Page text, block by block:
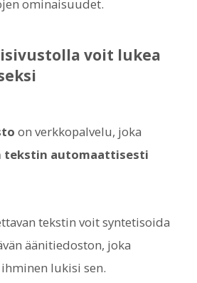
ominaisuudet.
voit lukea
on verkkopalvelu, joka
tekstin automaattisesti
tekstin voit syntetisoida
äänitiedoston, joka
lukisi sen.